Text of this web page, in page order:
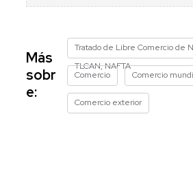
Más
sobr
e:
Tratado de Libre Comercio de
TLCAN, NAFTA
Comercio
Comercio
Comercio exterior